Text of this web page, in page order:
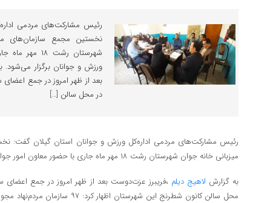
رئیس مشارکت‌های مردمی
نخستین مجمع سازمان‌های
شهرستان رشت
ورزش و جوانان برگزار می‌شود.
بعد از ظهر امروز در جمع اعضای
در محل سالن […]
رئیس مشارکت‌های مردمی اداره‌کل ورزش و جوانان استان گیلان گفت:
میزبانی خانه جوان شهرستان رشت ۱۸ مهر ماه جاری با حضور معاون امور جوانان وزارت ورزش و جوانان برگزار می‌شود.
به گزارش لاهیج دیلم ،فریبرز عزت‌دوست بعد از ظهر امروز در جمع اعضای
محل سالن کانون شطرنج این شهرستان